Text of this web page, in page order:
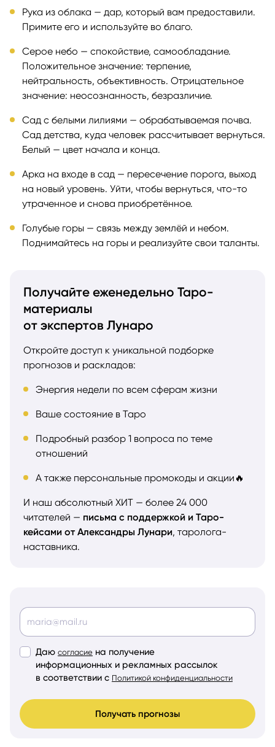
Рука из облака — дар, который вам предоставили.
Примите его и используйте во благо.
Серое небо — спокойствие, самообладание.
Положительное значение: терпение,
нейтральность, объективность. Отрицательное
значение: неосознанность, безразличие.
Сад с белыми лилиями — обрабатываемая почва.
Сад детства, куда человек рассчитывает вернуться.
Белый — цвет начала и конца.
Арка на входе в сад — пересечение порога, выход
на новый уровень. Уйти, чтобы вернуться, что-то
утраченное и снова приобретённое.
Голубые горы — связь между землёй и небом.
Поднимайтесь на горы и реализуйте свои таланты.
Получайте еженедельно Таро-
материалы
от экспертов Лунаро
Откройте доступ к уникальной подборке
прогнозов и раскладов:
Энергия недели по всем сферам жизни
Ваше состояние в Таро
Подробный разбор 1 вопроса по теме
отношений
А также персональные промокоды и акции🔥
И наш абсолютный ХИТ — более 24 000
читателей — письма с поддержкой и Таро-
кейсами от Александры Лунари, таролога-
наставника.
Даю согласие на получение
информационных и рекламных рассылок
в соответствии с Политикой конфиденциальности
Получать прогнозы